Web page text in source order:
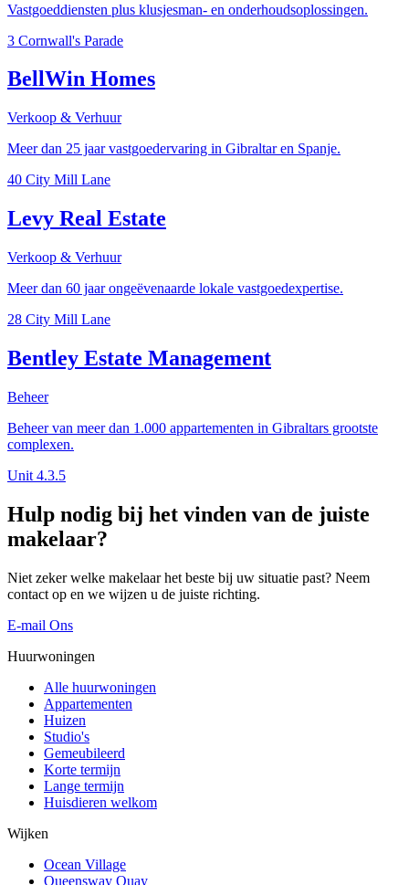
Vastgoeddiensten plus klusjesman- en onderhoudsoplossingen.
3 Cornwall's Parade
BellWin Homes
Verkoop & Verhuur
Meer dan 25 jaar vastgoedervaring in Gibraltar en Spanje.
40 City Mill Lane
Levy Real Estate
Verkoop & Verhuur
Meer dan 60 jaar ongeëvenaarde lokale vastgoedexpertise.
28 City Mill Lane
Bentley Estate Management
Beheer
Beheer van meer dan 1.000 appartementen in Gibraltars grootste
complexen.
Unit 4.3.5
Hulp nodig bij het vinden van de juiste
makelaar?
Niet zeker welke makelaar het beste bij uw situatie past? Neem
contact op en we wijzen u de juiste richting.
E-mail Ons
Huurwoningen
Alle huurwoningen
Appartementen
Huizen
Studio's
Gemeubileerd
Korte termijn
Lange termijn
Huisdieren welkom
Wijken
Ocean Village
Queensway Quay